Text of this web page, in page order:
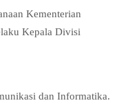
Kementerian
Kepala Divisi
dan Informatika.